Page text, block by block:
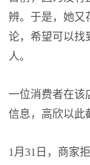
辨。于是，她又
论，希望可以找
人。
一位消费者在该
信息，高欣以此
1月31日，商家